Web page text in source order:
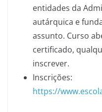
entidades da
autárquica e
assunto. Curso
certificado,
inscrever.
Inscrições:
https://